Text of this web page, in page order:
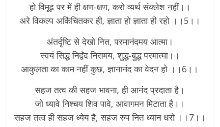
हो विमूढ़ पर में ही क्षण-क्षण, करो व्यर्थ संक्लेश नहीं।।
अरे विकल्प अकिंचितकर ही, ज्ञाता हो ज्ञाता ही रहो ।।5।।
अंतर्दृष्टि से देखो नित, परमानंदमय आत्मा।
स्वयं सिद्ध निर्द्वंद निरामय, शुद्ध-बुद्ध परमात्मा।।
आकुलता का काम नहीं कुछ, ज्ञानानंद का वेदन हो ।।6।।
सहज तत्व की सहज भावना, ही आनंद प्रदाता है।
जो ध्यावे निश्चय शिव पावे, आवागमन मिटाता है।।
सहज तत्व ही सहज ध्येय है, सहज रुप नित ध्यान धरो ।।7।।